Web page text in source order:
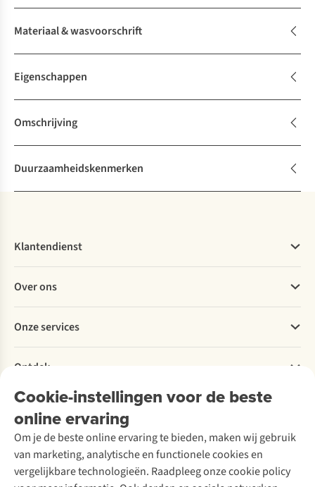
Materiaal & wasvoorschrift
Eigenschappen
Omschrijving
Duurzaamheidskenmerken
Cookie-instellingen voor de beste
online ervaring
Om je de beste online ervaring te bieden, maken wij gebruik
van marketing, analytische en functionele cookies en
vergelijkbare technologieën. Raadpleeg onze cookie policy
Klantendienst
Bestellen
Betalen
Levering
Retourneren
Bestelling herroepen
Garantie
Contact
Over ons
Explore More
Verantwoord ondernemen
Over Ayacucho
Onze winkels
Over A.S.Adventure
Toegankelijkheidsverklaring
Onze services
Ski-onderhoud
Wasservice
Schoenonderhoud
Schoenherstelling
Kledingherstelling
Retouches
Ontdek
A.S.Magazine
Podcast
Explore Academy
Explore Camp
Gear Check
Meld je aan voor de nieuwsbrief